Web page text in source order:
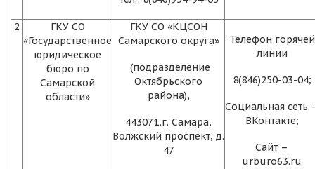
2
ГКУ СО
«Государственное
юридическое
бюро по
Самарской
области»
ГКУ СО «КЦСОН
Самарского округа»
(подразделение
Октябрьского
района),
443071,г. Самара,
Волжский проспект, д.
47
Телефон горячей
линии
8(846)250-03-04;
Социальная сеть
ВКонтакте;
Сайт –
urburo63.ru